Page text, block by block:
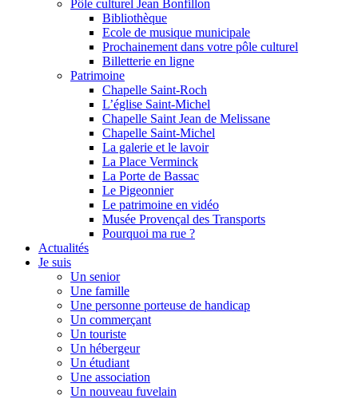
Pôle culturel Jean Bonfillon
Bibliothèque
Ecole de musique municipale
Prochainement dans votre pôle culturel
Billetterie en ligne
Patrimoine
Chapelle Saint-Roch
L’église Saint-Michel
Chapelle Saint Jean de Melissane
Chapelle Saint-Michel
La galerie et le lavoir
La Place Verminck
La Porte de Bassac
Le Pigeonnier
Le patrimoine en vidéo
Musée Provençal des Transports
Pourquoi ma rue ?
Actualités
Je suis
Un senior
Une famille
Une personne porteuse de handicap
Un commerçant
Un touriste
Un hébergeur
Un étudiant
Une association
Un nouveau fuvelain